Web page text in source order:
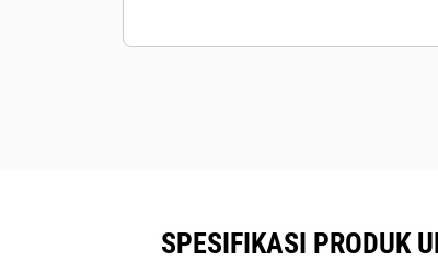
SPESIFIKASI PRODUK